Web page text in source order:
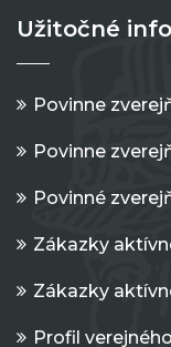
Užitočné
Povinne
Povinne
Povinné
Zákazky
Zákazky
Profil